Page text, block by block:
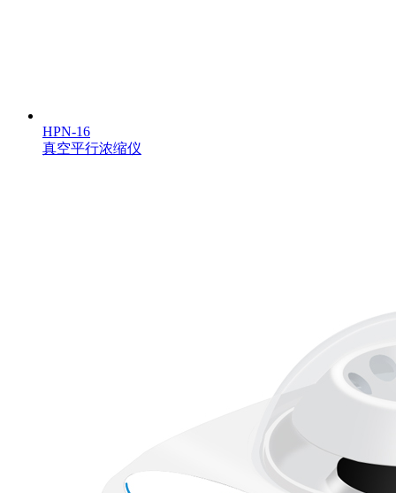
HPN-16
真空平行浓缩仪